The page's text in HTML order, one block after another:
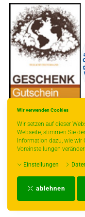
Wir verwenden Cookies
Wir setzen auf dieser
Webseite, stimmen Sie
Information dazu, wie wir
Voreinstellungen
Einstellungen
ablehnen
* gilt für Lieferungen
entnehmen Sie bitte der
Impressum-AGB-
Biozertifikat
Widerrufsrecht